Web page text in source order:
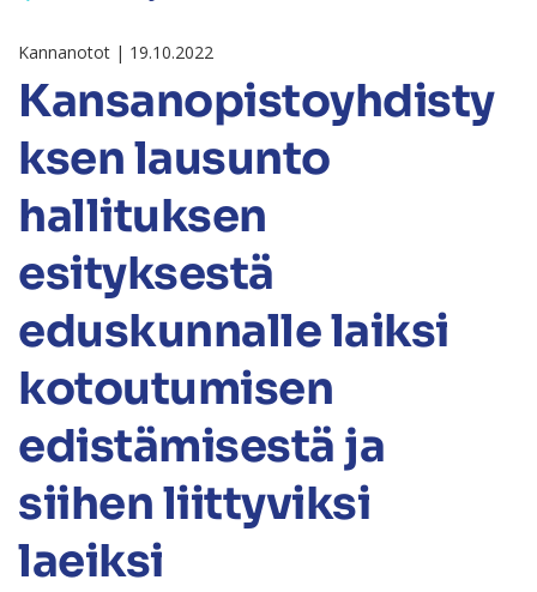
Kannanotot | 19.10.2022
Kansanopistoyhdisty
ksen lausunto
hallituksen
esityksestä
eduskunnalle laiksi
kotoutumisen
edistämisestä ja
siihen liittyviksi
laeiksi